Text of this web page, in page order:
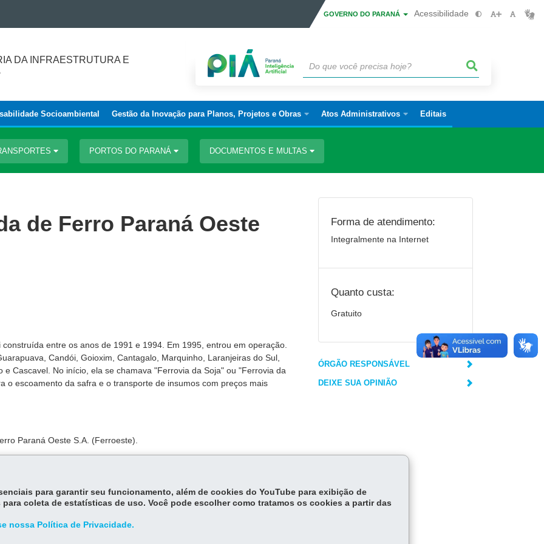
GOVERNO DO PARANÁ Acessibilidade
DA INFRAESTRUTURA E
Socioambiental Gestão da Inovação para Planos, Projetos e Obras Atos Administrativos Editais
PORTOS DO PARANÁ DOCUMENTOS E MULTAS
de Ferro Paraná Oeste
entre os anos de 1991 e 1994. Em 1995, entrou em operação.
Candói, Goioxim, Cantagalo, Marquinho, Laranjeiras do Sul,
Cascavel. No início, ela se chamava "Ferrovia da Soja" ou "Ferrovia da
o escoamento da safra e o transporte de insumos com preços mais
Paraná Oeste S.A. (Ferroeste).
Forma de atendimento:
Integralmente na Internet
Quanto custa:
Gratuito
ÓRGÃO RESPONSÁVEL
DEIXE SUA OPINIÃO
para garantir seu funcionamento, além de cookies do YouTube para exibição de
coleta de estatísticas de uso. Você pode escolher como tratamos os cookies a partir das
nossa Política de Privacidade.